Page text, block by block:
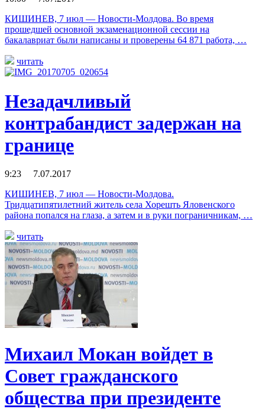
КИШИНЕВ, 7 июл — Новости-Молдова. Во время
прошедшей основной экзаменационной сессии на
бакалавриат были написаны и проверены 64 871 работа, …
читать
Незадачливый
контрабандист задержан на
границе
9:23 7.07.2017
КИШИНЕВ, 7 июл — Новости-Молдова.
Тридцатипятилетний житель села Хорешть Яловенского
района попался на глаза, а затем и в руки пограничникам, …
читать
Михаил Мокан войдет в
Совет гражданского
общества при президенте